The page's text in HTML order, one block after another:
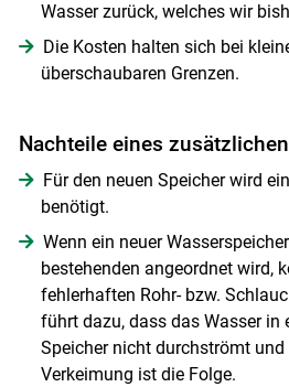
Skip to main
Wasser zurück, welches wir
Die Kosten halten sich bei
überschaubaren Grenzen.
Nachteile eines
Für den neuen Speicher wird
benötigt.
Wenn ein neuer
bestehenden angeordnet wird,
fehlerhaften Rohr- bzw.
führt dazu, dass das Wasser in
Speicher nicht durchströmt
Verkeimung ist die Folge.